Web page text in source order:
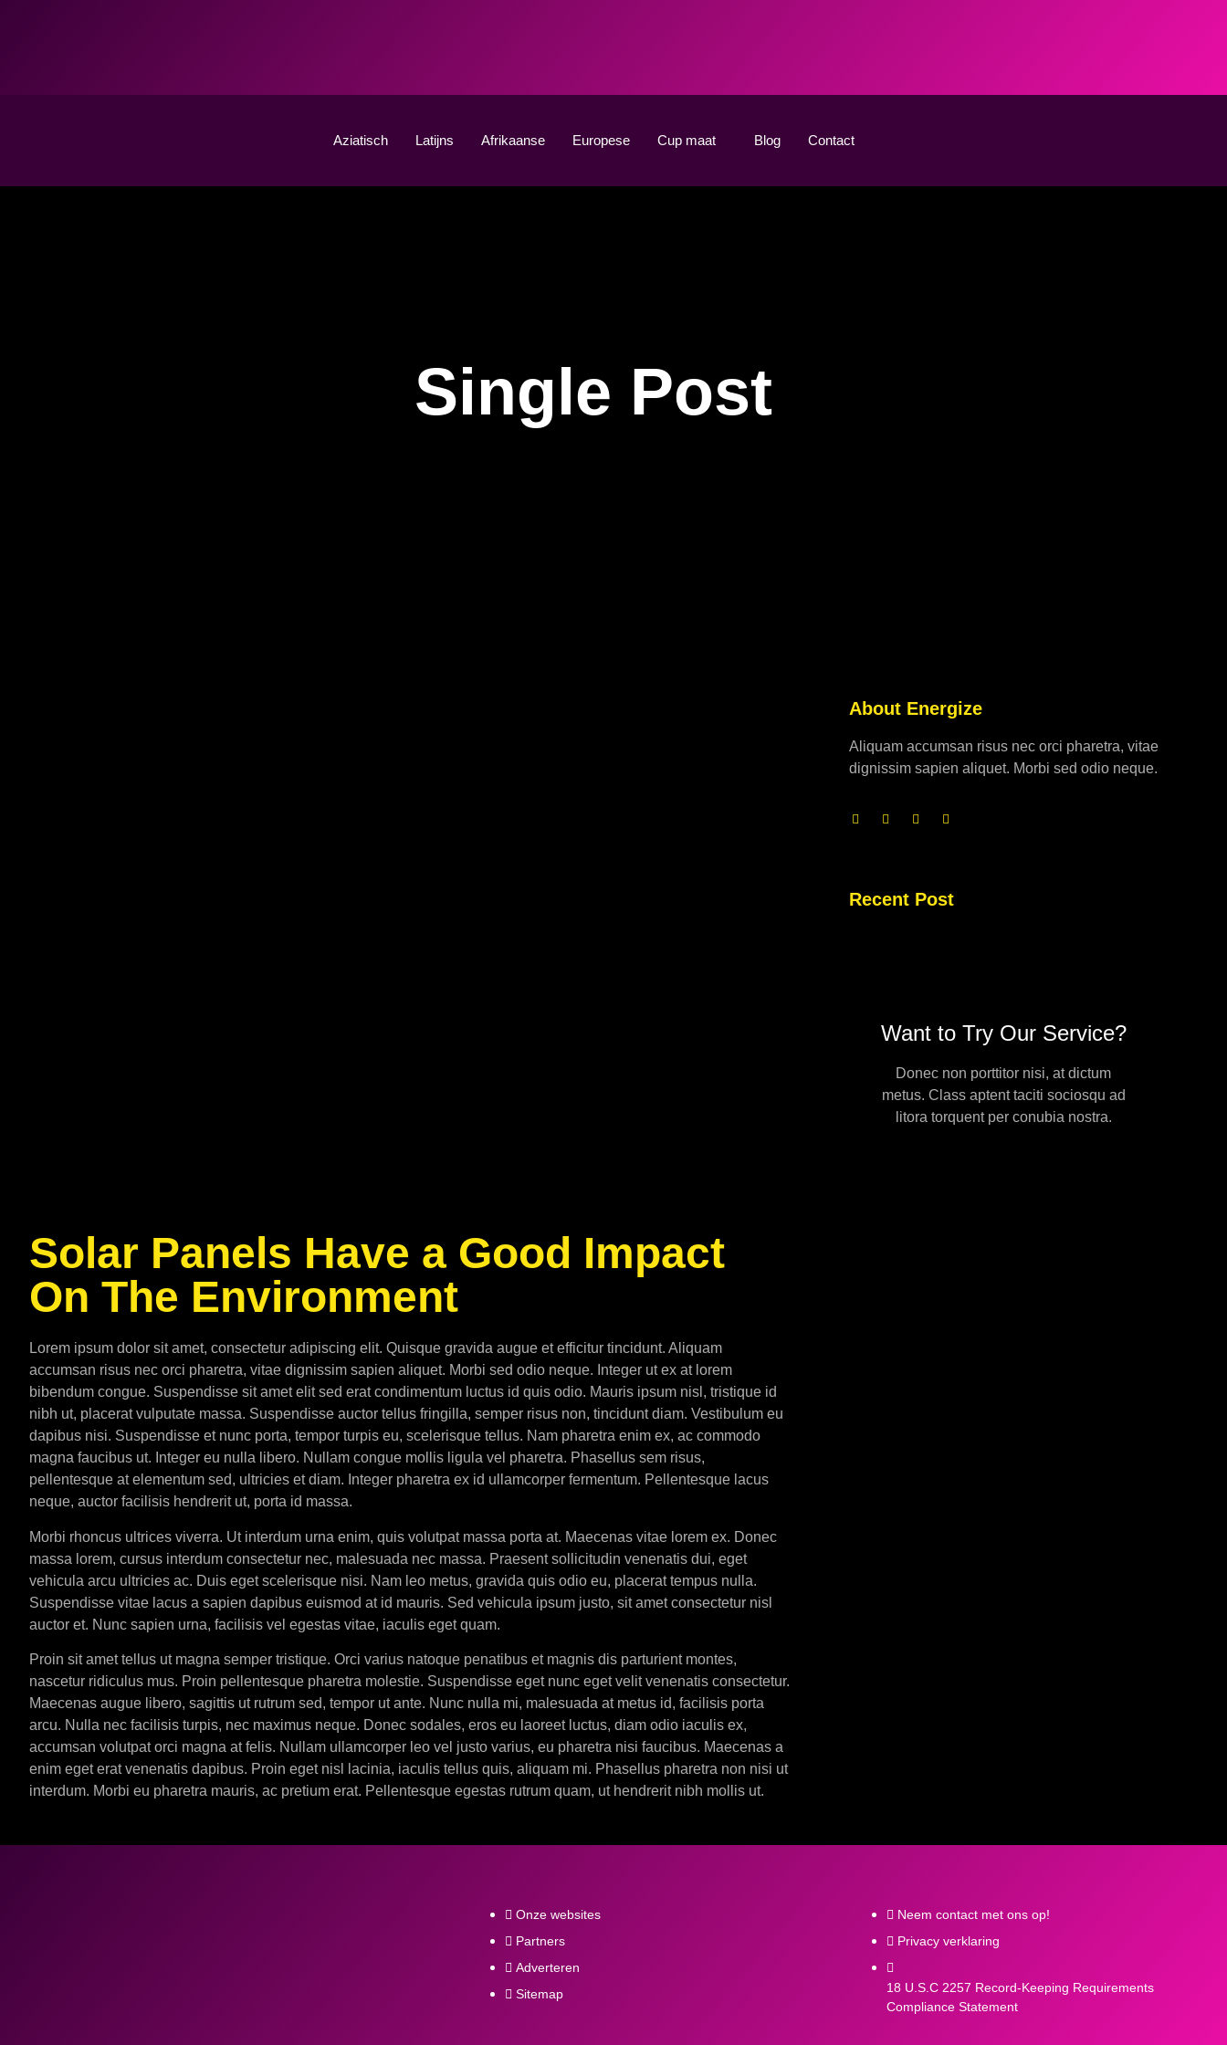
Aziatisch Latijns Afrikaanse Europese Cup maat Blog Contact
Single Post
Solar Panels Have a Good Impact
On The Environment
Lorem ipsum dolor sit amet, consectetur adipiscing elit. Quisque gravida augue et efficitur tincidunt. Aliquam
accumsan risus nec orci pharetra, vitae dignissim sapien aliquet. Morbi sed odio neque. Integer ut ex at lorem
bibendum congue. Suspendisse sit amet elit sed erat condimentum luctus id quis odio. Mauris ipsum nisl, tristique id
nibh ut, placerat vulputate massa. Suspendisse auctor tellus fringilla, semper risus non, tincidunt diam. Vestibulum eu
dapibus nisi. Suspendisse et nunc porta, tempor turpis eu, scelerisque tellus. Nam pharetra enim ex, ac commodo
magna faucibus ut. Integer eu nulla libero. Nullam congue mollis ligula vel pharetra. Phasellus sem risus,
pellentesque at elementum sed, ultricies et diam. Integer pharetra ex id ullamcorper fermentum. Pellentesque lacus
neque, auctor facilisis hendrerit ut, porta id massa.
Morbi rhoncus ultrices viverra. Ut interdum urna enim, quis volutpat massa porta at. Maecenas vitae lorem ex. Donec
massa lorem, cursus interdum consectetur nec, malesuada nec massa. Praesent sollicitudin venenatis dui, eget
vehicula arcu ultricies ac. Duis eget scelerisque nisi. Nam leo metus, gravida quis odio eu, placerat tempus nulla.
Suspendisse vitae lacus a sapien dapibus euismod at id mauris. Sed vehicula ipsum justo, sit amet consectetur nisl
auctor et. Nunc sapien urna, facilisis vel egestas vitae, iaculis eget quam.
Proin sit amet tellus ut magna semper tristique. Orci varius natoque penatibus et magnis dis parturient montes,
nascetur ridiculus mus. Proin pellentesque pharetra molestie. Suspendisse eget nunc eget velit venenatis consectetur.
Maecenas augue libero, sagittis ut rutrum sed, tempor ut ante. Nunc nulla mi, malesuada at metus id, facilisis porta
arcu. Nulla nec facilisis turpis, nec maximus neque. Donec sodales, eros eu laoreet luctus, diam odio iaculis ex,
accumsan volutpat orci magna at felis. Nullam ullamcorper leo vel justo varius, eu pharetra nisi faucibus. Maecenas a
enim eget erat venenatis dapibus. Proin eget nisl lacinia, iaculis tellus quis, aliquam mi. Phasellus pharetra non nisi ut
interdum. Morbi eu pharetra mauris, ac pretium erat. Pellentesque egestas rutrum quam, ut hendrerit nibh mollis ut.
About Energize
Aliquam accumsan risus nec orci pharetra, vitae
dignissim sapien aliquet. Morbi sed odio neque.
Recent Post
Want to Try Our Service?
Donec non porttitor nisi, at dictum
metus. Class aptent taciti sociosqu ad
litora torquent per conubia nostra.
Onze websites
Partners
Adverteren
Sitemap
Neem contact met ons op!
Privacy verklaring
18 U.S.C 2257 Record-Keeping Requirements
Compliance Statement